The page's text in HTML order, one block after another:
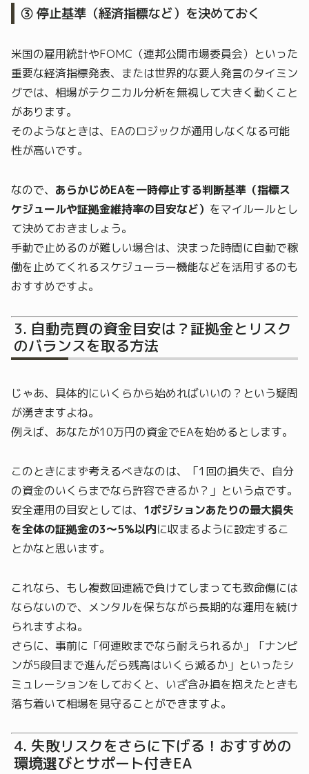
③ 停止基準（経済指標など）を決めておく
米国の雇用統計やFOMC（連邦公開市場委員会）といった
重要な経済指標発表、または世界的な要人発言のタイミン
グでは、相場がテクニカル分析を無視して大きく動くこと
があります。
そのようなときは、EAのロジックが通用しなくなる可能
性が高いです。
なので、 あらかじめEAを一時停止する判断基準（指標ス
ケジュールや証拠金維持率の目安など） をマイルールとし
て決めておきましょう。
手動で止めるのが難しい場合は、決まった時間に自動で稼
働を止めてくれるスケジューラー機能などを活用するのも
おすすめですよ。
自動売買の資金目安は？証拠金とリスク
のバランスを取る方法
じゃあ、具体的にいくらから始めればいいの？という疑問
が湧きますよね。
例えば、あなたが10万円の資金でEAを始めるとします。
このときにまず考えるべきなのは、「1回の損失で、自分
の資金のいくらまでなら許容できるか？」という点です。
安全運用の目安としては、 1ポジションあたりの最大損失
を全体の証拠金の3〜5%以内に収まるように設定するこ
とかなと思います。
これなら、もし複数回連続で負けてしまっても致命傷には
ならないので、メンタルを保ちながら長期的な運用を続け
られますよね。
さらに、事前に「何連敗までなら耐えられるか」「ナンピ
ンが5段目まで進んだら残高はいくら減るか」といったシ
ミュレーションをしておくと、いざ含み損を抱えたときも
落ち着いて相場を見守ることができますよ。
失敗リスクをさらに下げる！おすすめの
環境選びとサポート付きEA